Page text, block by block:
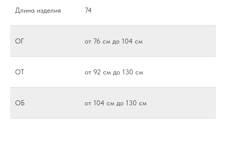
Длина изделия 74
ОГ от 76 см до 104 см
ОТ от 92 см до 130 см
ОБ от 104 см до 130 см